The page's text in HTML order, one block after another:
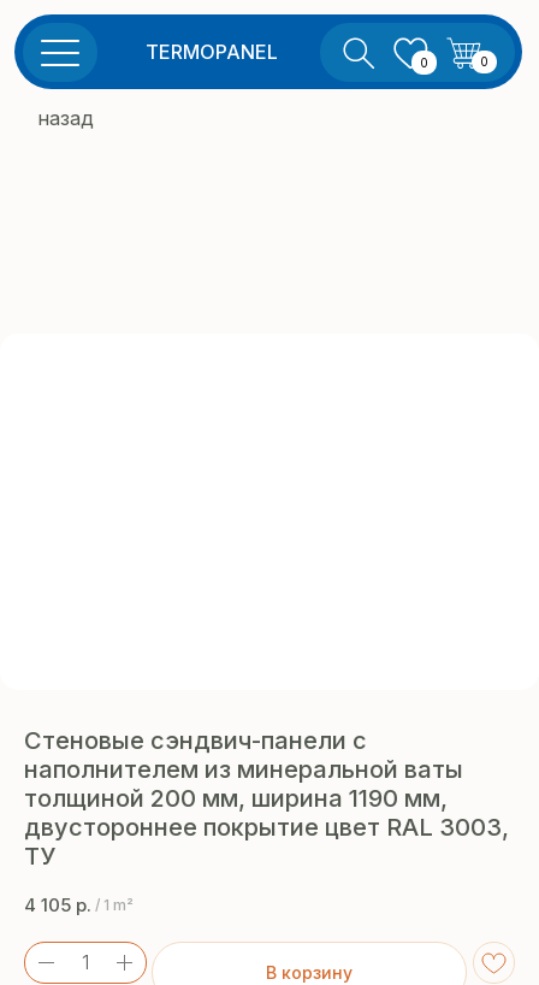
0
TERMOPANEL
назад
Стеновые сэндвич-панели с
наполнителем из минеральной ваты
толщиной 200 мм, ширина 1190 мм,
двустороннее покрытие цвет RAL 3003,
ТУ
4 105 р. / 1 m²
В корзину